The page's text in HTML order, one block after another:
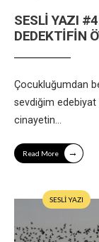
SESLİ YAZI
DEDEKTİFİN
Çocukluğumdan
sevdiğim edebiyat
cinayetin...
Read More →
SESLİ YAZI